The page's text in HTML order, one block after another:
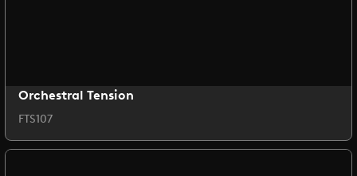
Orchestral Tension
FTS107